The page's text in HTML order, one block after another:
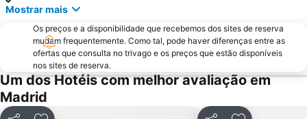
Caja Mágica
Chamberí
Villaverde
Calle Serrano
Casino Gran Vía
Praça da Espanha
San Blas
Praça de touros das Ventas
Atocha Metro Station
Mostrar mais
Os preços e a disponibilidade que recebemos dos sites de reserva
mudam frequentemente. Como tal, pode haver diferenças entre as
ofertas que consulta no trivago e os preços que estão disponíveis
nos sites de reserva.
Um dos Hotéis com melhor avaliação em
Madrid